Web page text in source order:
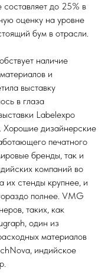
составляет до 25% в
оценку на уровне
бум в отрасли.
наличие
и
выставку
в глаза
Labelexpo
Хорошие дизайнерские
печатного
бренды, так и
компаний во
их стенды крупнее, и
полнее. VMG
таких, как
один из
материалов
индийское